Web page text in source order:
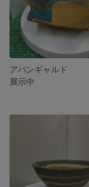
アバンギャルド
展示中